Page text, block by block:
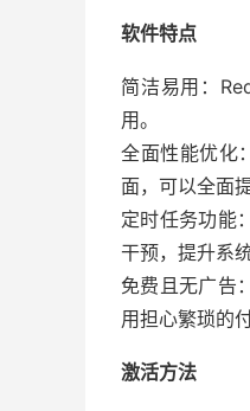
软件特点
简洁易用：
用。
全面性能优化
面，可以全面
定时任务功能
干预，提升系
免费且无广告
用担心繁琐的
激活方法